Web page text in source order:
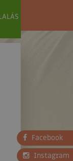
Facebook
Instagram